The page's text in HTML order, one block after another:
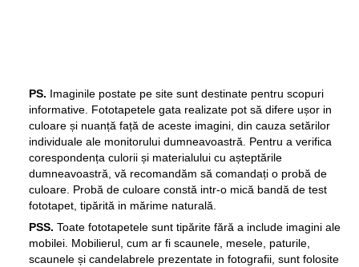
PS. Imaginile postate pe site sunt destinate pentru scopuri
informative. Fototapetele gata realizate pot să difere ușor in
culoare și nuanță față de aceste imagini, din cauza setărilor
individuale ale monitorului dumneavoastră. Pentru a verifica
corespondența culorii și materialului cu așteptările
dumneavoastră, vă recomandăm să comandați o probă de
culoare. Probă de culoare constă intr-o mică bandă de test
fototapet, tipărită in mărime naturală.
PSS. Toate fototapetele sunt tipărite fără a include imagini ale
mobilei. Mobilierul, cum ar fi scaunele, mesele, paturile,
scaunele și candelabrele prezentate in fotografii, sunt folosite